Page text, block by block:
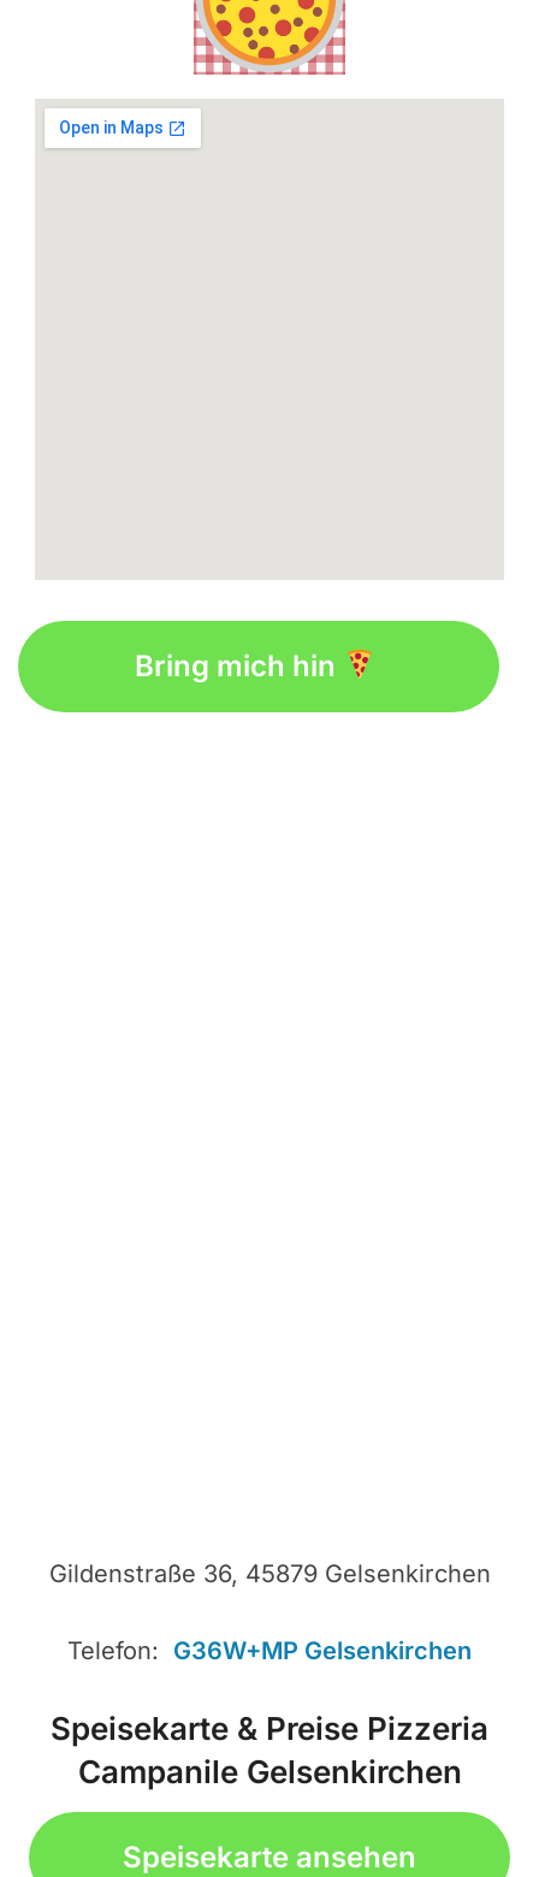
Bring mich hin
Gildenstraße 36, 45879 Gelsenkirchen
Telefon: G36W+MP Gelsenkirchen
Speisekarte & Preise Pizzeria
Campanile Gelsenkirchen
Speisekarte ansehen